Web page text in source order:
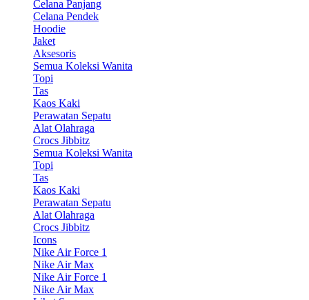
Celana Panjang
Celana Pendek
Hoodie
Jaket
Aksesoris
Semua Koleksi Wanita
Topi
Tas
Kaos Kaki
Perawatan Sepatu
Alat Olahraga
Crocs Jibbitz
Semua Koleksi Wanita
Topi
Tas
Kaos Kaki
Perawatan Sepatu
Alat Olahraga
Crocs Jibbitz
Icons
Nike Air Force 1
Nike Air Max
Nike Air Force 1
Nike Air Max